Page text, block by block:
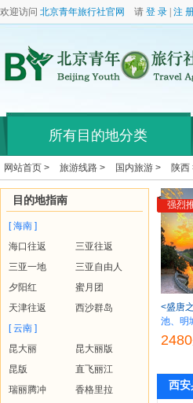
欢迎访问 北京青年旅行社官网 请 登 录 注
所有目的地分类
网站首页 > 旅游线路 > 国内旅游 > 陕西
目的地指南
[ 海南 ]
海口往返
三亚往返
三亚一地
三亚自由人
夕阳红
蜜月团
天津往返
西沙群岛
[ 云南 ]
昆大丽
昆大丽版
昆版
直飞丽江
瑞丽腾冲
香格里拉
强烈
<盛唐
池、明
2480
西安